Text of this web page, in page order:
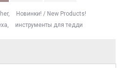
,
Новинки! / New Products!
, инструменты для тедди